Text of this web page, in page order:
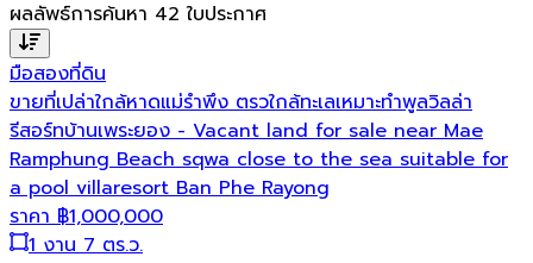
ผลลัพธ์การค้นหา 42 ใบประกาศ
มือสองที่ดิน
ขายที่เปล่าใกล้หาดแม่รำพึง ตรวใกล้ทะเลเหมาะทำพูลวิลล่า
รีสอร์ทบ้านเพระยอง - Vacant land for sale near Mae
Ramphung Beach sqwa close to the sea suitable for
a pool villaresort Ban Phe Rayong
ราคา ฿1,000,000
1 งาน 7 ตร.ว.